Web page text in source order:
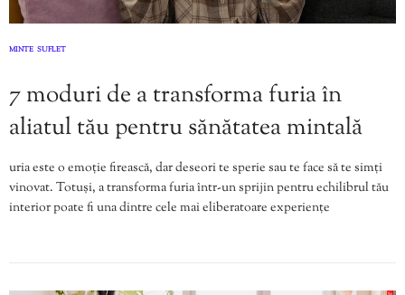
MINTE SUFLET
7 moduri de a transforma furia în
aliatul tău pentru sănătatea mintală
uria este o emoție firească, dar deseori te sperie sau te face să te simți
vinovat. Totuși, a transforma furia într-un sprijin pentru echilibrul tău
interior poate fi una dintre cele mai eliberatoare experiențe